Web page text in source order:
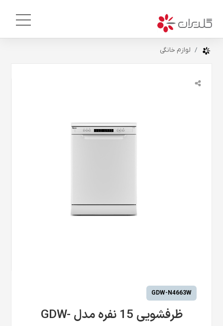
لوازم خانگی
GDW-N4663W
ظرفشویی 15 نفره مدل GDW-